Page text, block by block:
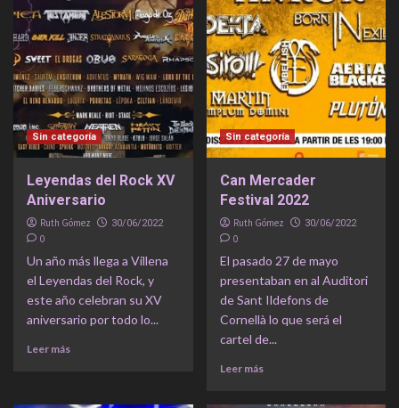
Sin categoría
Leyendas del Rock XV
Aniversario
Ruth Gómez 30/06/2022
0
Un año más llega a Villena
el Leyendas del Rock, y
este año celebran su XV
aniversario por todo lo...
Leer más
Sin categoría
Can Mercader
Festival 2022
Ruth Gómez 30/06/2022
0
El pasado 27 de mayo
presentaban en al Auditori
de Sant Ildefons de
Cornellà lo que será el
cartel de...
Leer más